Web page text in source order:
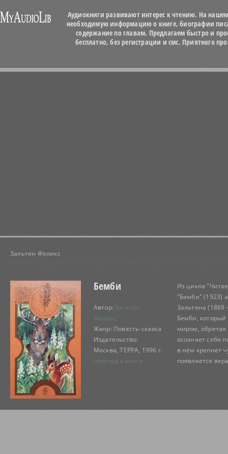
Аудиокниги развивают интерес к чтению. На
необходимую информацию о книге, биографии
содержание по главам. Предлагаем быстро и
бесплатно, без регистрации и смс. Приятного
Зальтен Феликс
Бемби
Автор: Зальтен
Феликс
Жанр: Повесть-сказка
Издательство:
Москва, ТЕРРА, 1996 г.
переход к книге
Из цикла
"Бемби" (1923)
Зальтена (1869
Бемби, который
миром, обретая
осознает себя
в нём крепнет
появляется